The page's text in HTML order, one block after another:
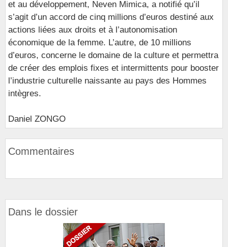
et au développement, Neven Mimica, a notifié qu’il
s’agit d’un accord de cinq millions d’euros destiné aux
actions liées aux droits et à l’autonomisation
économique de la femme. L’autre, de 10 millions
d’euros, concerne le domaine de la culture et permettra
de créer des emplois fixes et intermittents pour booster
l’industrie culturelle naissante au pays des Hommes
intègres.
Daniel ZONGO
Commentaires
Dans le dossier